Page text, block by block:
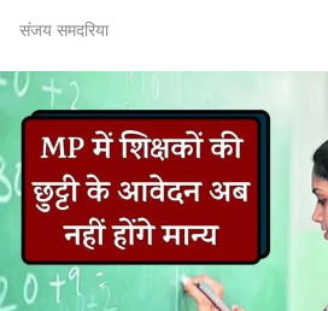
संजय समदरिया